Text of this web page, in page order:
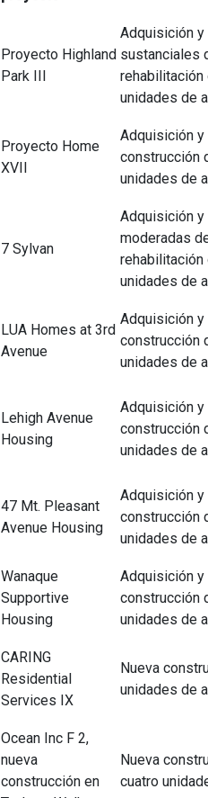
Proyecto Highland
Park III
Adquisición y
sustanciales
rehabilitación
unidades de
Proyecto Home
XVII
Adquisición y
construcción
unidades de
7 Sylvan
Adquisición y
moderadas
rehabilitación
unidades de
LUA Homes at 3rd
Avenue
Adquisición y
construcción
unidades de
Lehigh Avenue
Housing
Adquisición y
construcción
unidades de
47 Mt. Pleasant
Avenue Housing
Adquisición y
construcción
unidades de
Wanaque
Supportive
Housing
Adquisición y
construcción
unidades de
CARING
Residential
Services IX
Nueva
unidades de
Ocean Inc F 2,
nueva
construcción en
Nueva
cuatro